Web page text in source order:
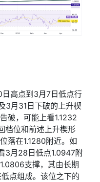
日高点到 3月 7 日低点行
3月 31 日下破的上升楔
破，可能上看1.1232
档位和前述上升楔形
落在1.1280附近。如
3月 28 日低点1.0947附
1.0806支撑，其由长期
低点组成。该位之下的